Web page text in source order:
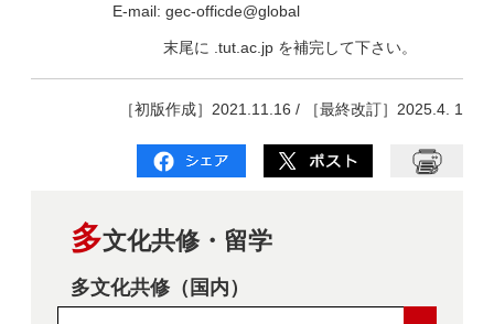
E-mail: gec-officde@global
末尾に .tut.ac.jp を補完して下さい。
［初版作成］2021.11.16 / ［最終改訂］2025.4. 1
多文化共修・留学
多文化共修（国内）